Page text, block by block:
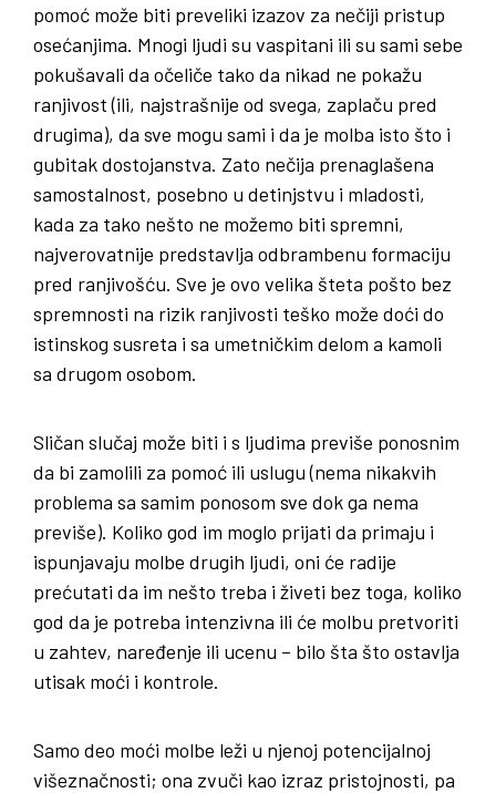
pomoć može biti preveliki izazov za nečiji pristup
osećanjima. Mnogi ljudi su vaspitani ili su sami sebe
pokušavali da očeliče tako da nikad ne pokažu
ranjivost (ili, najstrašnije od svega, zaplaču pred
drugima), da sve mogu sami i da je molba isto što i
gubitak dostojanstva. Zato nečija prenaglašena
samostalnost, posebno u detinjstvu i mladosti,
kada za tako nešto ne možemo biti spremni,
najverovatnije predstavlja odbrambenu formaciju
pred ranjivošću. Sve je ovo velika šteta pošto bez
spremnosti na rizik ranjivosti teško može doći do
istinskog susreta i sa umetničkim delom a kamoli
sa drugom osobom.
Sličan slučaj može biti i s ljudima previše ponosnim
da bi zamolili za pomoć ili uslugu (nema nikakvih
problema sa samim ponosom sve dok ga nema
previše). Koliko god im moglo prijati da primaju i
ispunjavaju molbe drugih ljudi, oni će radije
prećutati da im nešto treba i živeti bez toga, koliko
god da je potreba intenzivna ili će molbu pretvoriti
u zahtev, naređenje ili ucenu – bilo šta što ostavlja
utisak moći i kontrole.
Samo deo moći molbe leži u njenoj potencijalnoj
višeznačnosti; ona zvuči kao izraz pristojnosti, pa